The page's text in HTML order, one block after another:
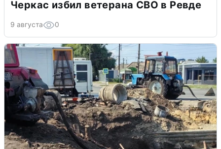
Черкас избил ветерана СВО в Ревде
9 августа 0